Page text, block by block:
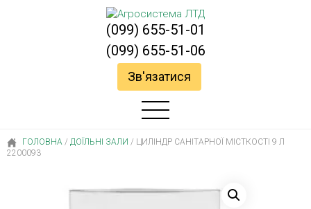
(099) 655-51-01
(099) 655-51-06
Зв'язатися
ГОЛОВНА / ДОЇЛЬНІ ЗАЛИ / ЦИЛІНДР САНІТАРНОЇ МІСТКОСТІ 9 Л
2200093